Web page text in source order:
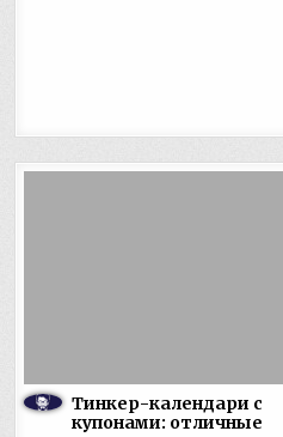
Тинкер-календари с
купонами: отличные